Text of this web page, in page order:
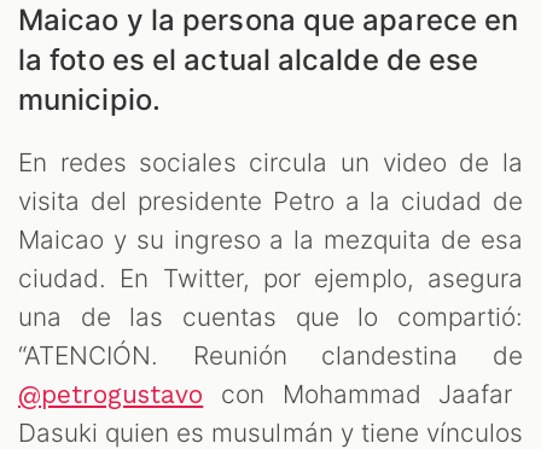
Maicao y la persona que aparece en
la foto es el actual alcalde de ese
municipio.
En redes sociales circula un video de la
visita del presidente Petro a la ciudad de
Maicao y su ingreso a la mezquita de esa
ciudad. En Twitter, por ejemplo, asegura
una de las cuentas que lo compartió:
“ATENCIÓN. Reunión clandestina de
@petrogustavo con Mohammad Jaafar
Dasuki quien es musulmán y tiene vínculos